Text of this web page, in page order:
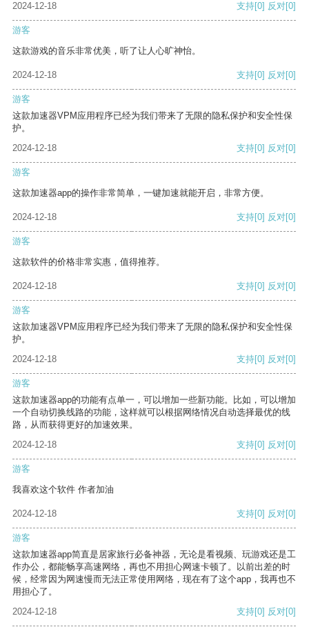
2024-12-18 支持[0] 反对[0]
游客
这款游戏的音乐非常优美，听了让人心旷神怡。
2024-12-18 支持[0] 反对[0]
游客
这款加速器VPM应用程序已经为我们带来了无限的隐私保护和安全性保
护。
2024-12-18
支持[0] 反对[0]
游客
这款加速器app的操作非常简单，一键加速就能开启，非常方便。
2024-12-18 支持[0] 反对[0]
游客
这款软件的价格非常实惠，值得推荐。
2024-12-18 支持[0] 反对[0]
游客
这款加速器VPM应用程序已经为我们带来了无限的隐私保护和安全性保
护。
2024-12-18
支持[0] 反对[0]
游客
这款加速器app的功能有点单一，可以增加一些新功能。比如，可以增加
一个自动切换线路的功能，这样就可以根据网络情况自动选择最优的线
路，从而获得更好的加速效果。
2024-12-18
支持[0] 反对[0]
游客
我喜欢这个软件 作者加油
2024-12-18 支持[0] 反对[0]
游客
这款加速器app简直是居家旅行必备神器，无论是看视频、玩游戏还是工
作办公，都能畅享高速网络，再也不用担心网速卡顿了。以前出差的时
候，经常因为网速慢而无法正常使用网络，现在有了这个app，我再也不
用担心了。
2024-12-18
支持[0] 反对[0]